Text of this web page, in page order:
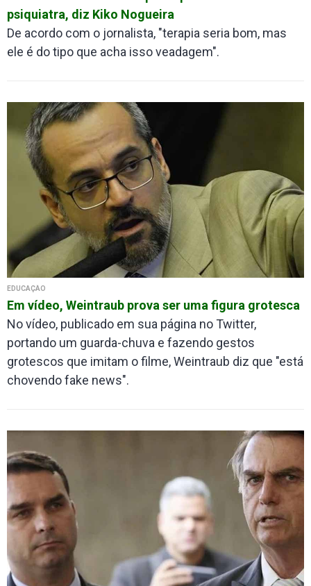
psiquiatra, diz Kiko Nogueira
De acordo com o jornalista, "terapia seria bom, mas
ele é do tipo que acha isso veadagem".
EDUCAÇÃO
Em vídeo, Weintraub prova ser uma figura grotesca
No vídeo, publicado em sua página no Twitter,
portando um guarda-chuva e fazendo gestos
grotescos que imitam o filme, Weintraub diz que "está
chovendo fake news".